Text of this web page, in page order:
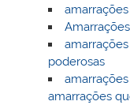
poderosas
amarrações